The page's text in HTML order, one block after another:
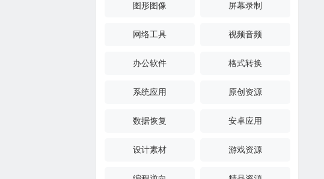
图形图像 屏幕录制
网络工具 视频音频
办公软件 格式转换
系统应用 原创资源
数据恢复 安卓应用
设计素材 游戏资源